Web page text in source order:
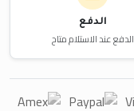
الدفع
الدفع عند الاستلام متاح